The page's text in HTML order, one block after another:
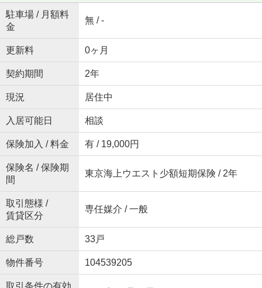
駐車場 / 月額料
金
無 / -
更新料 0ヶ月
契約期間 2年
現況 居住中
入居可能日 相談
保険加入 / 料金 有 / 19,000円
保険名 / 保険期
間
東京海上ウエスト少額短期保険 / 2年
取引態様 /
賃貸区分
専任媒介 / 一般
総戸数 33戸
物件番号 104539205